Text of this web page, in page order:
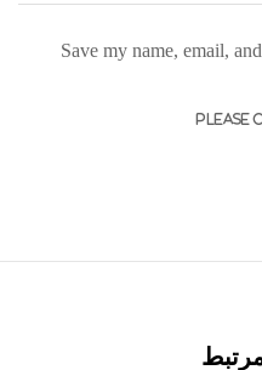
Save my name, email,